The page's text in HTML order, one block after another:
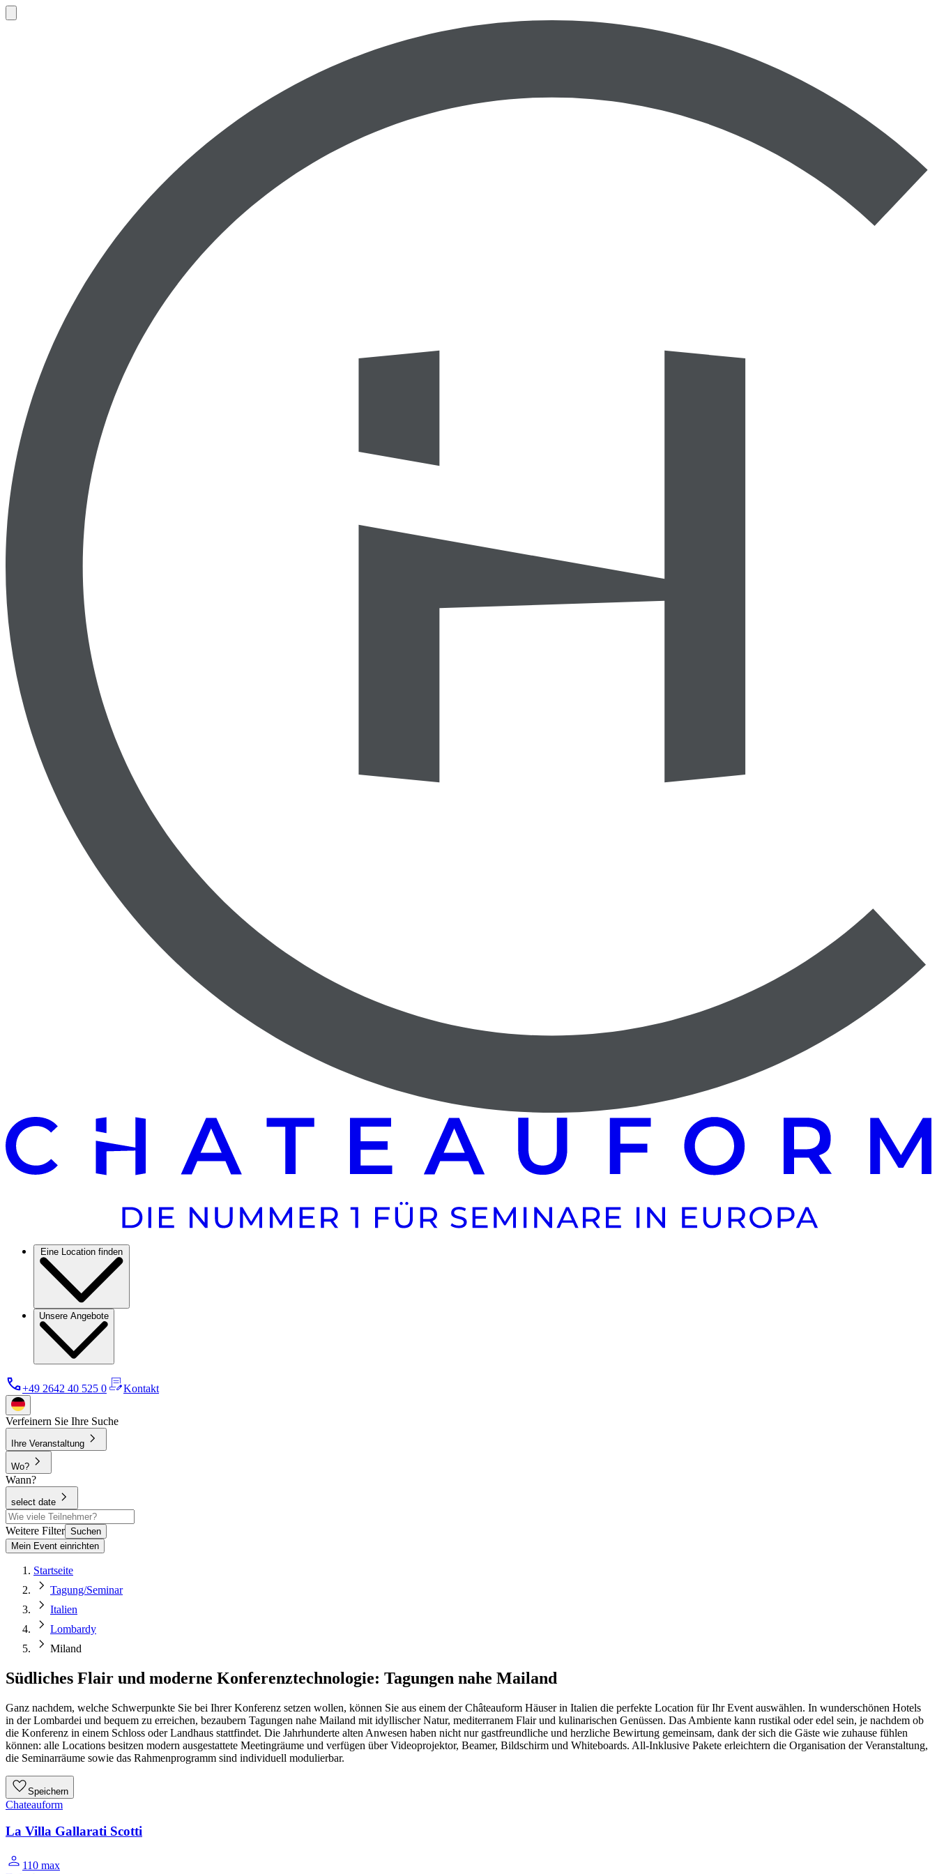
Eine Location finden
Unsere Angebote
+49 2642 40 525 0 Kontakt
Verfeinern Sie Ihre Suche
Ihre Veranstaltung
Wo?
Wann?
select date
Weitere Filter Suchen
Mein Event einrichten
Startseite
Tagung/Seminar
Italien
Lombardy
Miland
Südliches Flair und moderne Konferenztechnologie: Tagungen nahe Mailand
Ganz nachdem, welche Schwerpunkte Sie bei Ihrer Konferenz setzen wollen, können Sie aus einem der Châteauform Häuser in Italien die perfekte Location für Ihr Event auswählen. In wunderschönen Hotels
in der Lombardei und bequem zu erreichen, bezaubern Tagungen nahe Mailand mit idyllischer Natur, mediterranem Flair und kulinarischen Genüssen. Das Ambiente kann rustikal oder edel sein, je nachdem ob
die Konferenz in einem Schloss oder Landhaus stattfindet. Die Jahrhunderte alten Anwesen haben nicht nur gastfreundliche und herzliche Bewirtung gemeinsam, dank der sich die Gäste wie zuhause fühlen
können: alle Locations besitzen modern ausgestattete Meetingräume und verfügen über Videoprojektor, Beamer, Bildschirm und Whiteboards. All-Inklusive Pakete erleichtern die Organisation der Veranstaltung,
die Seminarräume sowie das Rahmenprogramm sind individuell modulierbar.
Speichern
Chateauform
La Villa Gallarati Scotti
110 max